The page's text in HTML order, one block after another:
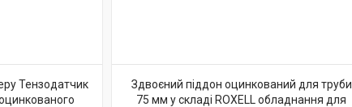
Тензодатчик
Здвоєний піддон оцинкований для труби
75 мм у складі ROXELL обладнання для